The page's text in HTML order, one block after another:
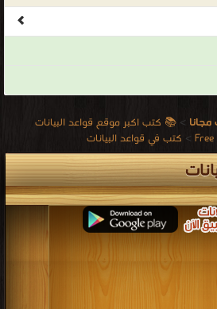
> 📚 كتب اكبر موقع قواعد البيانات
> كتب في قواعد البيانات